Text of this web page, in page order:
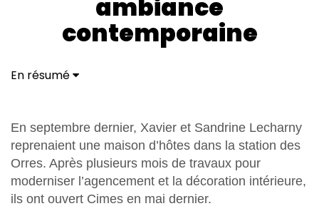
ambiance
contemporaine
En résumé
En septembre dernier, Xavier et Sandrine Lecharny
reprenaient une maison d’hôtes dans la station des
Orres. Après plusieurs mois de travaux pour
moderniser l’agencement et la décoration intérieure,
ils ont ouvert Cimes en mai dernier.